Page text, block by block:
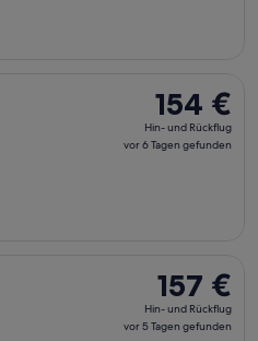
154 €
Hin-
und
154 €
Hin- und Rückflug
vor 6 Tagen gefunden
157 €
Hin-
und
157 €
Hin- und Rückflug
vor 5 Tagen gefunden